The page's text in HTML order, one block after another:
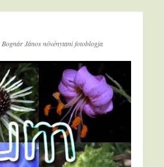
Bognár János növénytani fotoblogja